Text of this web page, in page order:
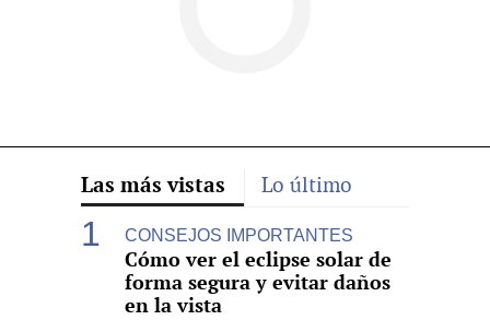
Las más vistas Lo último
CONSEJOS IMPORTANTES
Cómo ver el eclipse solar de
forma segura y evitar daños
en la vista